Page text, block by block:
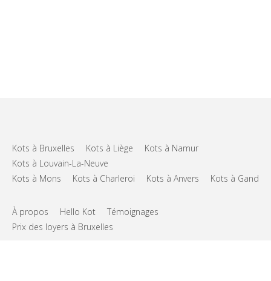
Kots à Bruxelles Kots à Liège
Kots à Namur
Kots à Louvain-La-Neuve
Kots à Mons
Kots à Charleroi Kots à Anvers Kots à Gand
À propos Hello Kot
Témoignages
Prix des loyers à Bruxelles